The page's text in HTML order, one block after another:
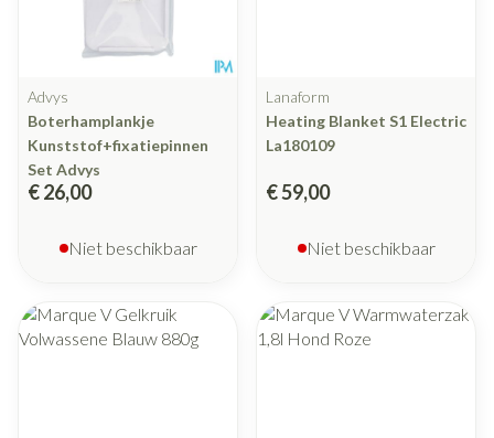
Advys
Boterhamplankje
Kunststof+fixatiepinnen
Set Advys
€ 26,00
Niet beschikbaar
Lanaform
Heating Blanket S1 Electric
La180109
€ 59,00
Niet beschikbaar